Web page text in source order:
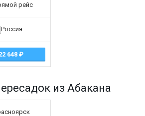
рейс
648
из Абакана